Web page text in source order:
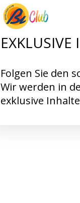
EXKLUSIVE
Folgen Sie den
Wir werden in
exklusive